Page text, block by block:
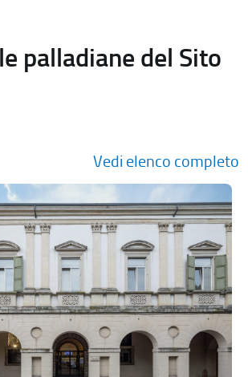
palladiane del Sito
Vedi elenco completo